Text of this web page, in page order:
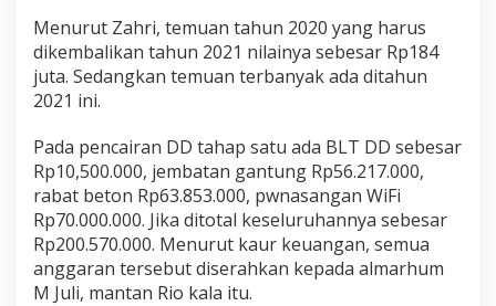
B
u
n
g
Menurut Zahri, temuan tahun 2020 yang harus
dikembalikan tahun 2021 nilainya sebesar Rp184
juta. Sedangkan temuan terbanyak ada ditahun
2021 ini.
Pada pencairan DD tahap satu ada BLT DD sebesar
Rp10,500.000, jembatan gantung Rp56.217.000,
rabat beton Rp63.853.000, pwnasangan WiFi
Rp70.000.000. Jika ditotal keseluruhannya sebesar
Rp200.570.000. Menurut kaur keuangan, semua
anggaran tersebut diserahkan kepada almarhum
M Juli, mantan Rio kala itu.